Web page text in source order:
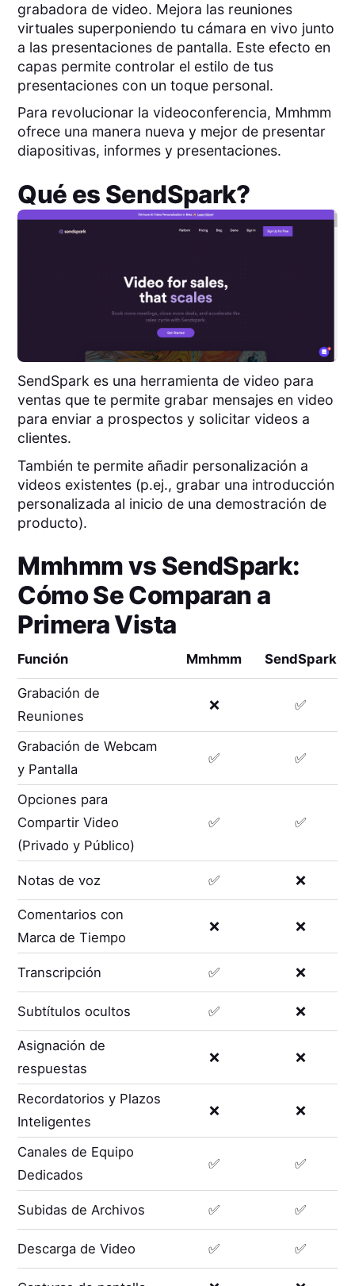
grabadora de video. Mejora las reuniones
virtuales superponiendo tu cámara en vivo junto
a las presentaciones de pantalla. Este efecto en
capas permite controlar el estilo de tus
presentaciones con un toque personal.
Para revolucionar la videoconferencia, Mmhmm
ofrece una manera nueva y mejor de presentar
diapositivas, informes y presentaciones.
Qué es SendSpark?
SendSpark es una herramienta de video para
ventas que te permite grabar mensajes en video
para enviar a prospectos y solicitar videos a
clientes.
También te permite añadir personalización a
videos existentes (p.ej., grabar una introducción
personalizada al inicio de una demostración de
producto).
Mmhmmvs SendSpark:
Cómo Se Comparan a
Primera Vista
Función Mmhmm SendSpark
Grabación de
Reuniones
❌ ✅
Grabación de Webcam
y Pantalla
✅ ✅
Opciones para
Compartir Video
(Privado y Público)
✅ ✅
Notas de voz ✅ ❌
Comentarios con
Marca de Tiempo
❌ ❌
Transcripción ✅ ❌
Subtítulos ocultos ✅ ❌
Asignación de
respuestas
❌ ❌
Recordatorios y Plazos
Inteligentes
❌ ❌
Canales de Equipo
Dedicados
✅ ✅
Subidas de Archivos ✅ ✅
Descarga de Video ✅ ✅